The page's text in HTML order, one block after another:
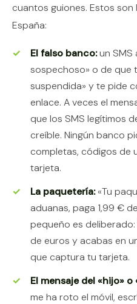
cuantos guiones. Estos son
España:
El falso banco:un SMS
sospechoso» o de que
suspendida» y te pide
enlace. A veces el
que los SMS legítimos
creíble. Ningún banco
completas, códigos de
tarjeta.
La paquetería:«Tu
aduanas, paga 1,99 €
pequeño es
de euros y acabas en
que captura tu tarjeta.
El mensaje del «hijo» o
me ha roto el móvil,